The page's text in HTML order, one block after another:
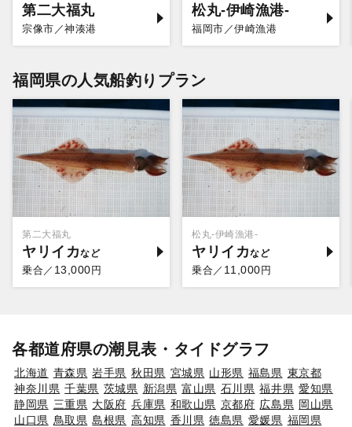
第二大福丸
宗像市／神湊港
松丸-伊崎漁港-
福岡市／伊崎漁港
福岡県の人気船釣りプラン
第二大福丸
ヤリイカ
乗合／ 13,000円
松丸-伊崎漁港-
ヤリイカ
乗合／ 11,000円
各都道府県の潮見表・タイドグラフ
北海道 青森県 岩手県 秋田県 宮城県 山形県 福島県 東京都
神奈川県 千葉県 茨城県 新潟県 富山県 石川県 福井県 愛知県
静岡県 三重県 大阪府 兵庫県 和歌山県 京都府 広島県 岡山県
山口県 鳥取県 島根県 高知県 香川県 徳島県 愛媛県 福岡県